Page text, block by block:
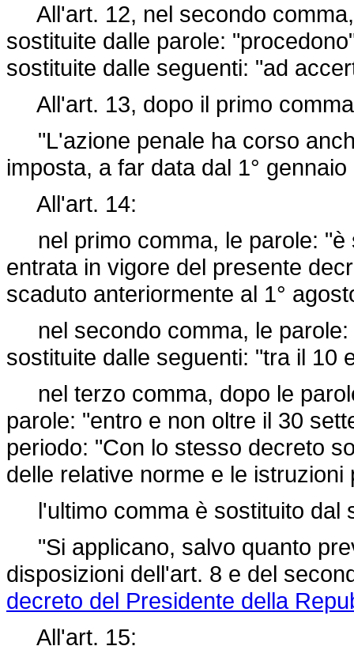
All'art. 12, nel secondo
sostituite dalle parole:
sostituite dalle seguenti: "ad
All'art. 13, dopo il primo
"L'azione penale ha corso
imposta, a far data dal 1° gennaio
All'art. 14:
nel primo comma, le parole: "è
entrata in vigore del presente
scaduto anteriormente al 1°
nel secondo comma, le parole:
sostituite dalle seguenti: "tra il 10
nel terzo comma, dopo le
parole: "entro e non oltre il 30
periodo: "Con lo stesso decreto
delle relative norme e le
l'ultimo comma è sostituito dal
"Si applicano, salvo quanto
disposizioni dell'art. 8 e del
decreto del Presidente della
All'art. 15: